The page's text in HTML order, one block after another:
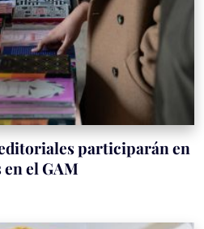
participarán en
el GAM